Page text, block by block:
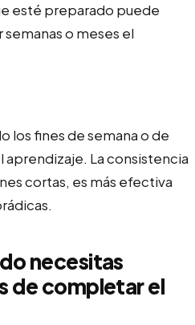
esté preparado puede
o meses el
los fines de semana o de
aprendizaje. La consistencia
cortas, es más efectiva
necesitas
de completar el